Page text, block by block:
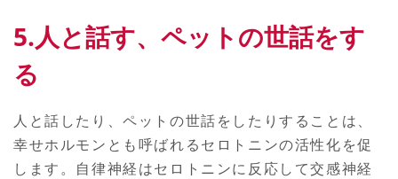
5.人と話す、ペットの世話をす
る
人と話したり、ペットの世話をしたりすることは、
幸せホルモンとも呼ばれるセロトニンの活性化を促
します。自律神経はセロトニンに反応して交感神経